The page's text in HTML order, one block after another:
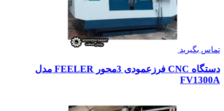
تماس بگیرید
دستگاه CNC فرزعمودی 3محور FEELER مدل
FV1300A